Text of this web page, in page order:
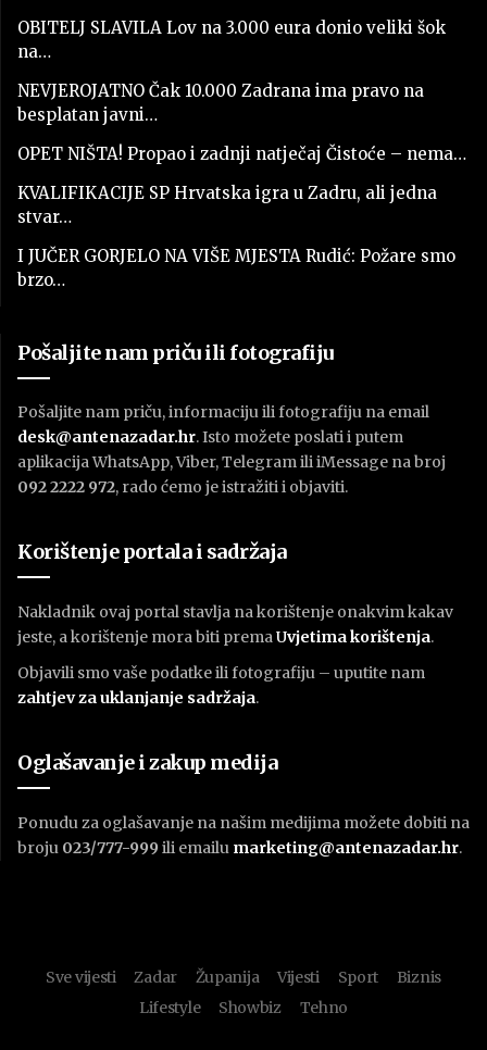
OBITELJ SLAVILA Lov na 3.000 eura donio veliki šok
na…
NEVJEROJATNO Čak 10.000 Zadrana ima pravo na
besplatan javni…
OPET NIŠTA! Propao i zadnji natječaj Čistoće – nema…
KVALIFIKACIJE SP Hrvatska igra u Zadru, ali jedna
stvar…
I JUČER GORJELO NA VIŠE MJESTA Rudić: Požare smo
brzo…
Pošaljite nam priču ili fotografiju
Pošaljite nam priču, informaciju ili fotografiju na email
desk@antenazadar.hr. Isto možete poslati i putem
aplikacija WhatsApp, Viber, Telegram ili iMessage na broj
092 2222 972, rado ćemo je istražiti i objaviti.
Korištenje portala i sadržaja
Nakladnik ovaj portal stavlja na korištenje onakvim kakav
jeste, a korištenje mora biti premaUvjetima korištenja.
Objavili smo vaše podatke ili fotografiju – uputite nam
zahtjev za uklanjanje sadržaja.
Oglašavanje i zakup medija
Ponudu za oglašavanje na našim medijima možete dobiti na
broju 023/777-999 ili emailu marketing@antenazadar.hr.
Sve vijesti Zadar Županija Vijesti Sport
Biznis
Lifestyle
Showbiz Tehno